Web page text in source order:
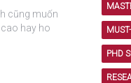
cũng muốn
hay ho
PHD